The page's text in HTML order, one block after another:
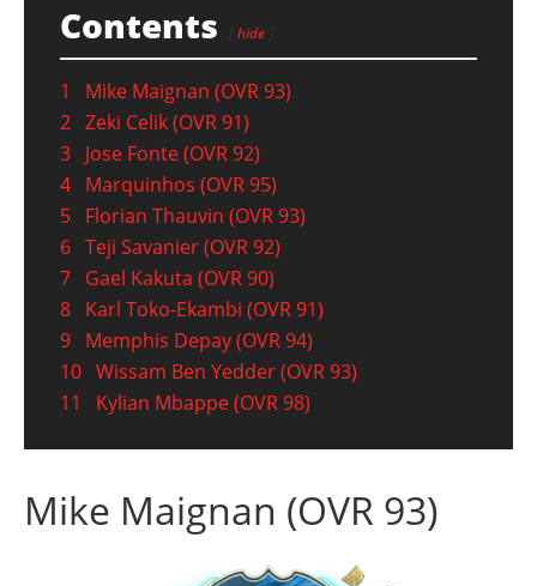
Contents hide
1
Mike Maignan (OVR 93)
2 Zeki Celik (OVR 91)
3 Jose Fonte (OVR 92)
4 Marquinhos (OVR 95)
5 Florian Thauvin (OVR 93)
6 Teji Savanier (OVR 92)
7 Gael Kakuta (OVR 90)
8 Karl Toko-Ekambi (OVR 91)
9 Memphis Depay (OVR 94)
10 Wissam Ben Yedder (OVR 93)
11
Kylian Mbappe (OVR 98)
Mike Maignan (OVR 93)